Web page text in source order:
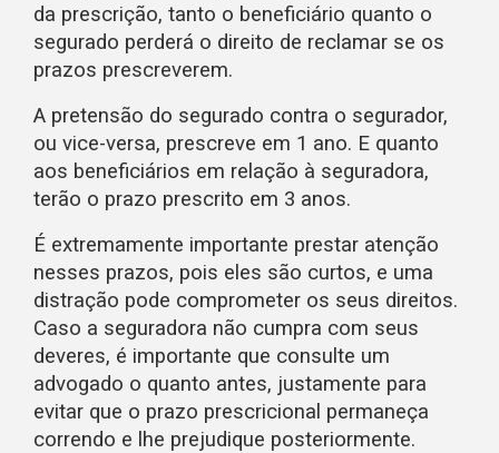
da prescrição, tanto o beneficiário quanto o
segurado perderá o direito de reclamar se os
prazos prescreverem.
A pretensão do segurado contra o segurador,
ou vice-versa, prescreve em 1 ano. E quanto
aos beneficiários em relação à seguradora,
terão o prazo prescrito em 3 anos.
É extremamente importante prestar atenção
nesses prazos, pois eles são curtos, e uma
distração pode comprometer os seus direitos.
Caso a seguradora não cumpra com seus
deveres, é importante que consulte um
advogado o quanto antes, justamente para
evitar que o prazo prescricional permaneça
correndo e lhe prejudique posteriormente.